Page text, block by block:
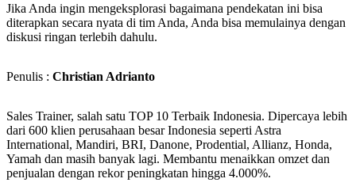
Jika Anda ingin mengeksplorasi bagaimana pendekatan ini bisa
diterapkan secara nyata di tim Anda, Anda bisa memulainya dengan
diskusi ringan terlebih dahulu.
Penulis : Christian Adrianto
Sales Trainer, salah satu TOP 10 Terbaik Indonesia. Dipercaya lebih
dari 600 klien perusahaan besar Indonesia seperti Astra
International, Mandiri, BRI, Danone, Prodential, Allianz, Honda,
Yamah dan masih banyak lagi. Membantu menaikkan omzet dan
penjualan dengan rekor peningkatan hingga 4.000%.